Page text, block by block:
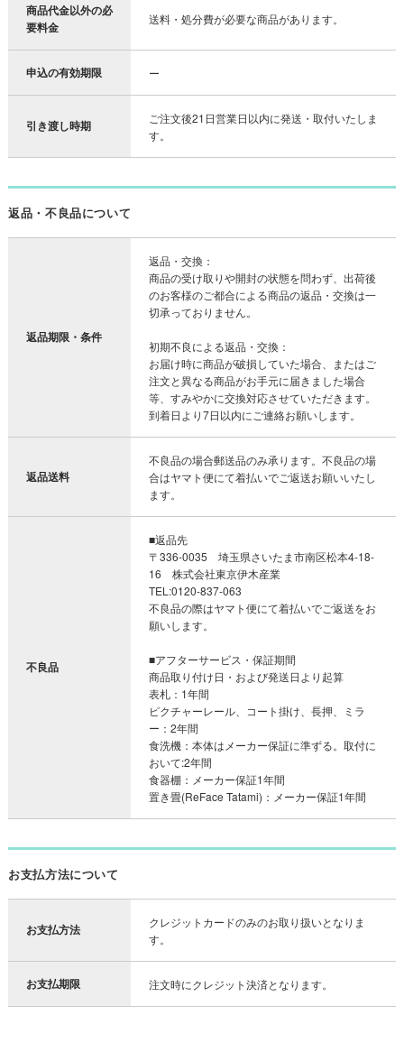
商品代金以外の必
要料金
送料・処分費が必要な商品があります。
申込の有効期限 ー
引き渡し時期
ご注文後21日営業日以内に発送・取付いたしま
す。
返品・不良品について
返品期限・条件
返品・交換：
商品の受け取りや開封の状態を問わず、出荷後
のお客様のご都合による商品の返品・交換は一
切承っておりません。
初期不良による返品・交換：
お届け時に商品が破損していた場合、またはご
注文と異なる商品がお手元に届きました場合
等、すみやかに交換対応させていただきます。
到着日より7日以内にご連絡お願いします。
返品送料
不良品の場合郵送品のみ承ります。不良品の場
合はヤマト便にて着払いでご返送お願いいたし
ます。
不良品
■返品先
〒336-0035 埼玉県さいたま市南区松本4-18-
16 株式会社東京伊木産業
TEL:0120-837-063
不良品の際はヤマト便にて着払いでご返送をお
願いします。
■アフターサービス・保証期間
商品取り付け日・および発送日より起算
表札：1年間
ピクチャーレール、コート掛け、長押、ミラ
ー：2年間
食洗機：本体はメーカー保証に準ずる。取付に
おいて:2年間
食器棚：メーカー保証1年間
置き畳(ReFace Tatami)：メーカー保証1年間
お支払方法について
お支払方法
クレジットカードのみのお取り扱いとなりま
す。
お支払期限 注文時にクレジット決済となります。